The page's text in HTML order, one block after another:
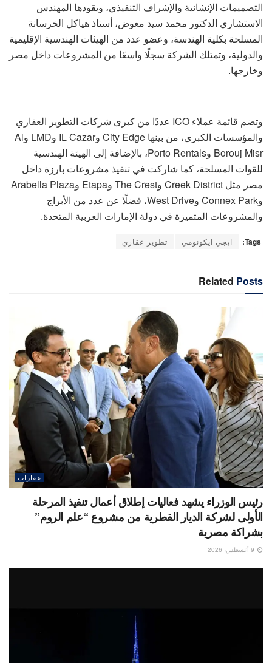
التصميمات الإنشائية والإشراف التنفيذي، ويقودها المهندس
الاستشاري الدكتور محمد سيد معوض، أستاذ هياكل الخرسانة
المسلحة بكلية الهندسة، وعضو عدد من الهيئات الهندسية الإقليمية
والدولية، وتمتلك الشركة سجلًا واسعًا من المشروعات داخل مصر
وخارجها.
وتضم قائمة عملاء ICO عددًا من كبرى شركات التطوير العقاري
والمؤسسات الكبرى، من بينها City Edge وIL Cazar وLMD وAl
Borouj Misr وPorto Rentals، بالإضافة إلى الهيئة الهندسية
للقوات المسلحة، كما شاركت في تنفيذ مشروعات بارزة داخل
مصر مثل Creek District وThe Crest وEtapa وArabella Plaza
وConnex Park وWest Drive، فضلًا عن عدد من الأبراج
والمشروعات المتميزة في دولة الإمارات العربية المتحدة.
Tags: ايجي ايكونومي تطوير عقاري
Related Posts
عقارات
رئيس الوزراء يشهد فعاليات إطلاق أعمال تنفيذ المرحلة
الأولى لشركة الديار القطرية من مشروع “علم الروم”
بشراكة مصرية